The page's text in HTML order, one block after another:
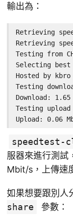
輸出為：
Retrieving
Retrieving
Testing from
Selecting
Hosted by
Testing
Download:
Testing
Upload: 0.06
speedtest-
服器來進行測試
Mbit/s，上傳速
如果想要跟別人
share
參數：